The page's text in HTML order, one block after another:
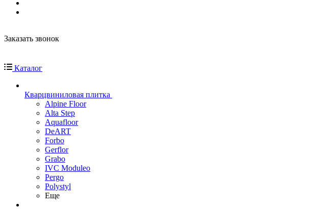
Заказать звонок
Каталог
Кварцвиниловая плитка
Alpine Floor
Alta Step
Aquafloor
DeART
Forbo
Gerflor
Grabo
IVC Moduleo
Pergo
Polystyl
Еще